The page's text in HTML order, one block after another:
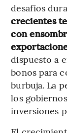
desafíos
crecientes
con
dispuesto a
bonos para
burbuja. La
los
inversiones